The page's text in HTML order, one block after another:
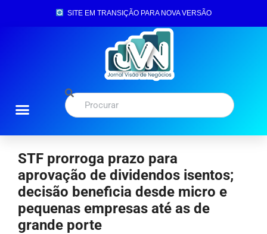
SITE EM TRANSIÇÃO PARA NOVA VERSÃO
STF prorroga prazo para
aprovação de dividendos isentos;
decisão beneficia desde micro e
pequenas empresas até as de
grande porte